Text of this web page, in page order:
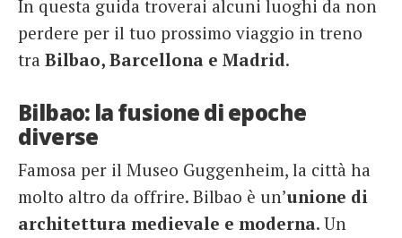
In questa guida troverai alcuni luoghi da non
perdere per il tuo prossimo viaggio in treno
tra Bilbao, Barcellona e Madrid.
Bilbao: la fusione di epoche
diverse
Famosa per il Museo Guggenheim, la città ha
molto altro da offrire. Bilbao è un’unione di
architettura medievale e moderna. Un